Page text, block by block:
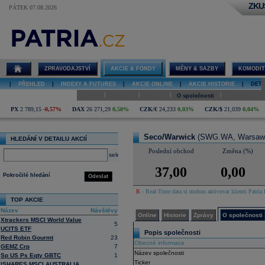
PÁTEK 07.08.2026
Seco/Warwick
ZPRAVODAJSTVÍ AKCIE & FONDY MĚNY & SAZBY
PŘEHLED INDEXY A FUTURES AKCIE ONLINE AKCIE HISTORIE
O společnosti
PX 2 789,15 -0,57% DAX 26 271,29 0,50% CZK/€ 24,233 0,03% CZK/$ 21,039 0,04%
HLEDÁNÍ V DETAILU AKCIÍ
select
Odeslat
Pokročilé hledání
TOP AKCIE
Název
Návštěvy
Xtrackers MSCI World Value
UCITS ETF
5
Red Robin Gourmt
23
GEMZ Crp
7
Sp US Ps Eqty GBTC
1
Seco/Warwick (SWG.WA,
Poslední obchod Změna (%)
37,00 0,00
R - Real-Time data si mohou aktivovat klienti
Online Historie Zprávy O společnosti
Popis společnosti
Obecné informace
Název společnosti
Ticker